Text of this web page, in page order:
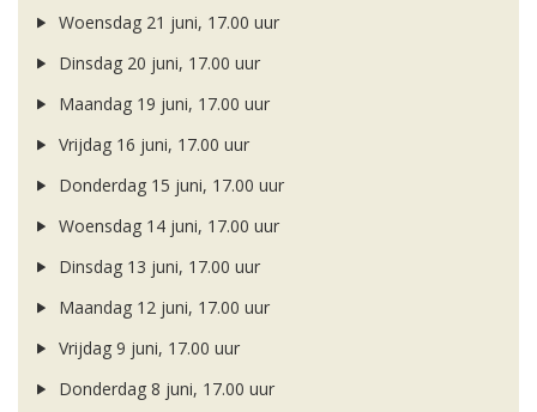
Woensdag 21 juni, 17.00 uur
Dinsdag 20 juni, 17.00 uur
Maandag 19 juni, 17.00 uur
Vrijdag 16 juni, 17.00 uur
Donderdag 15 juni, 17.00 uur
Woensdag 14 juni, 17.00 uur
Dinsdag 13 juni, 17.00 uur
Maandag 12 juni, 17.00 uur
Vrijdag 9 juni, 17.00 uur
Donderdag 8 juni, 17.00 uur